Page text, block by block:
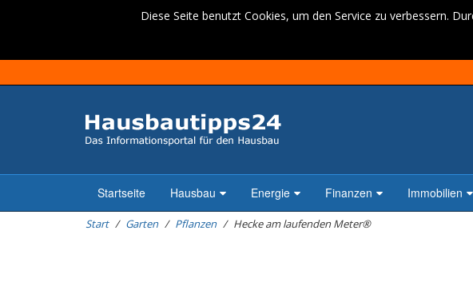
Diese Seite benutzt Cookies, um den Service zu verbessern.
Startseite Hausbau Energie Finanzen Immobilien
Start Garten Pflanzen Hecke am laufenden Meter®